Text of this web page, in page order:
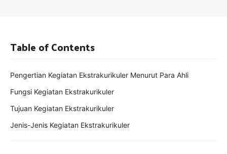
Table of Contents
Pengertian Kegiatan Ekstrakurikuler Menurut Para Ahli
Fungsi Kegiatan Ekstrakurikuler
Tujuan Kegiatan Ekstrakurikuler
Jenis-Jenis Kegiatan Ekstrakurikuler